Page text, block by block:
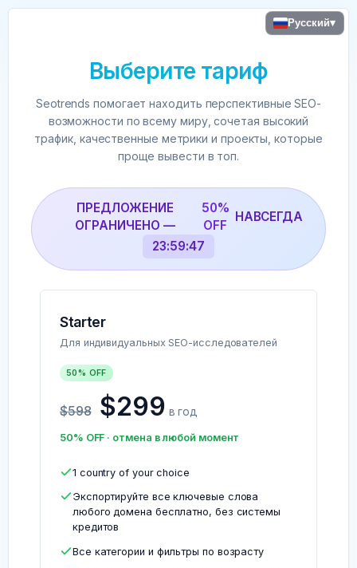
Русский▾
Выберите тариф
Seotrends помогает находить перспективные SEO-
возможности по всему миру, сочетая высокий
трафик, качественные метрики и проекты, которые
проще вывести в топ.
ПРЕДЛОЖЕНИЕ
ОГРАНИЧЕНО —
50%
OFF
НАВСЕГДА
23:59:47
Starter
Для индивидуальных SEO-исследователей
50% OFF
$598 $299 в год
50% OFF · отмена в любой момент
1 country of your choice
Экспортируйте все ключевые слова
любого домена бесплатно, без системы
кредитов
Все категории и фильтры по возрасту